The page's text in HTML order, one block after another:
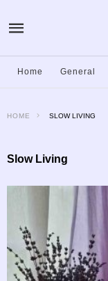
Home General
HOME SLOW LIVING
Slow Living